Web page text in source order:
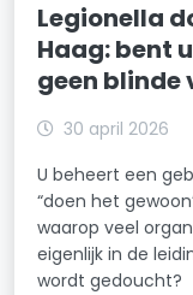
Legionella
Haag: bent
geen blinde
30 april 2026
U beheert een
“doen het
waarop veel
eigenlijk in de
wordt gedoucht?